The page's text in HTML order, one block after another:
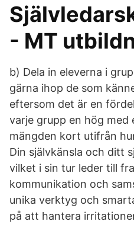
- MT
b) Dela in eleverna i
gärna ihop de som
eftersom det är en
varje grupp en hög med
mängden kort utifrån
Din självkänsla och ditt
vilket i sin tur leder till
kommunikation och
unika verktyg och
på att hantera